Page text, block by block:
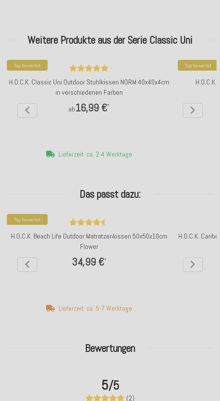
Bewertungen
5/5
(2)
Weitere Produkte aus der Serie Classic Uni
Top bewertet
H.O.C.K. Classic Uni Outdoor Stuhlkissen NORM 40x40x4cm
in verschiedenen Farben
ab16,99 €*
Lieferzeit: ca. 2-4 Werktage
Top bewertet
Das passt dazu:
Top bewertet
H.O.C.K. Beach Life Outdoor Matratzenkissen 50x50x10cm
Flower
34,99 €*
Lieferzeit: ca. 5-7 Werktage
H.O.C.K.